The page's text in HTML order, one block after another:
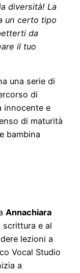
diversità! La
un certo tipo
da
il tuo
una serie di
di
innocente e
di maturità
bambina
Annachiara
scrittura e al
lezioni a
Vocal Studio
a